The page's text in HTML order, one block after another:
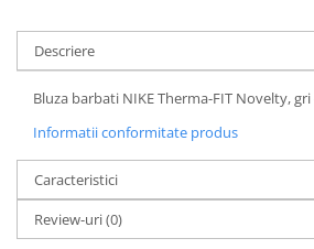
Descriere
Bluza barbati NIKE Therma-FIT Novelty, gri
Informatii conformitate produs
Caracteristici
Review-uri(0)